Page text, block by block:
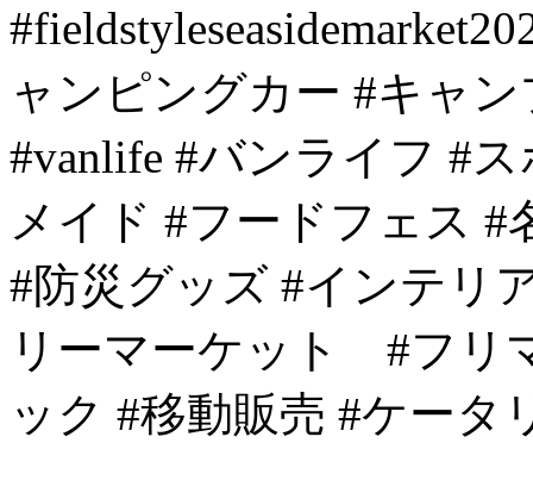
ャンピングカー #キャ
#vanlife #バンライフ #
メイド #フードフェス #
#防災グッズ #インテリ
リーマーケット #フリ
ック #移動販売 #ケータ